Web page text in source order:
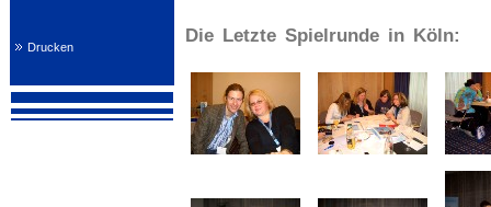
Drucken
Die Letzte Spielrunde in Köln: